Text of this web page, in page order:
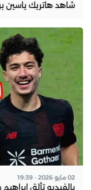
شاهد هاتريك ياسين
02 مايو 2026 - 19:39
بالفيديو تألق